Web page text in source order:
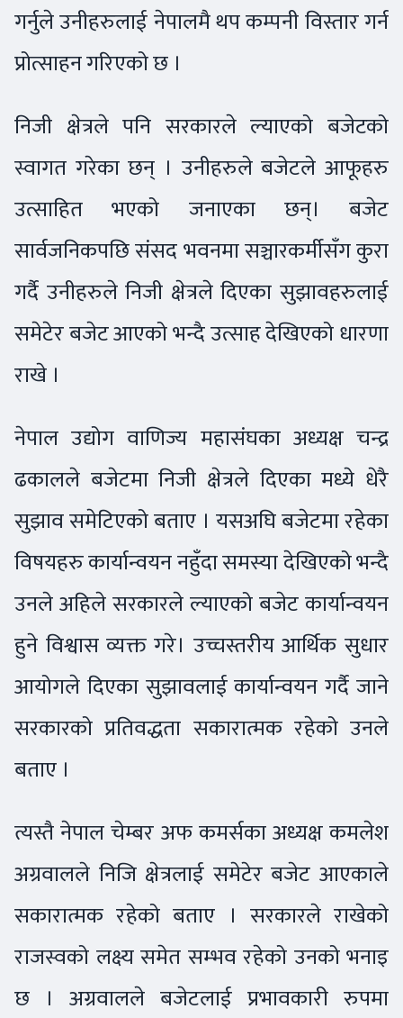
गर्नुले उनीहरुलाई नेपालमै थप कम्पनी विस्तार गर्न
प्रोत्साहन गरिएको छ ।
निजी क्षेत्रले पनि सरकारले ल्याएको बजेटको
स्वागत गरेका छन् । उनीहरुले बजेटले आफूहरु
उत्साहित भएको जनाएका छन्। बजेट
सार्वजनिकपछि संसद भवनमा सञ्चारकर्मीसँग कुरा
गर्दै उनीहरुले निजी क्षेत्रले दिएका सुझावहरुलाई
समेटेर बजेट आएको भन्दै उत्साह देखिएको धारणा
राखे ।
नेपाल उद्योग वाणिज्य महासंघका अध्यक्ष चन्द्र
ढकालले बजेटमा निजी क्षेत्रले दिएका मध्ये धेरै
सुझाव समेटिएको बताए । यसअघि बजेटमा रहेका
विषयहरु कार्यान्वयन नहुँदा समस्या देखिएको भन्दै
उनले अहिले सरकारले ल्याएको बजेट कार्यान्वयन
हुने विश्वास व्यक्त गरे। उच्चस्तरीय आर्थिक सुधार
आयोगले दिएका सुझावलाई कार्यान्वयन गर्दै जाने
सरकारको प्रतिवद्धता सकारात्मक रहेको उनले
बताए ।
त्यस्तै नेपाल चेम्बर अफ कमर्सका अध्यक्ष कमलेश
अग्रवालले निजि क्षेत्रलाई समेटेर बजेट आएकाले
सकारात्मक रहेको बताए । सरकारले राखेको
राजस्वको लक्ष्य समेत सम्भव रहेको उनको भनाइ
छ । अग्रवालले बजेटलाई प्रभावकारी रुपमा